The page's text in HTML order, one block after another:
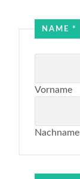
Name
Email
NAME*
Vorname
Nachname